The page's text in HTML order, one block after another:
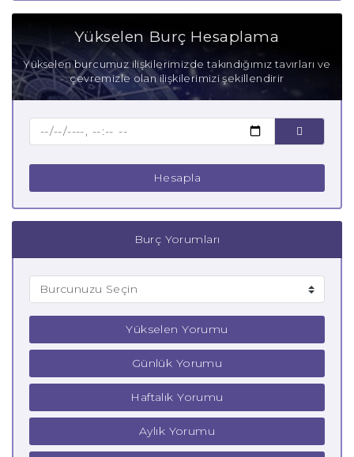
Anne Terazi Burcu
Baba Terazi Burcu
Yükselen Burç Hesaplama
Yükselen burcumuz ilişkilerimizde takındığımız tavırları ve
çevremizle olan ilişkilerimizi şekillendirir
Hesapla
Burç Yorumları
Yükselen Yorumu
Günlük Yorumu
Haftalık Yorumu
Aylık Yorumu